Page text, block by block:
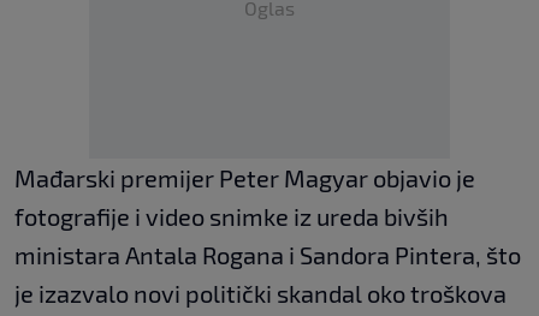
Oglas
Mađarski premijer Peter Magyar objavio je
fotografije i video snimke iz ureda bivših
ministara Antala Rogana i Sandora Pintera, što
je izazvalo novi politički skandal oko troškova